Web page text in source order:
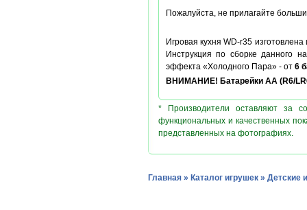
Пожалуйста, не прилагайте
Игровая кухня WD-r35
Инструкция по сборке данного
эффекта «Холодного Пара» - от 6
ВНИМАНИЕ! Батарейки АА (R6/
* Производители оставляют за
функциональных и качественных
представленных на фотографиях.
Главная » Каталог игрушек » Детские